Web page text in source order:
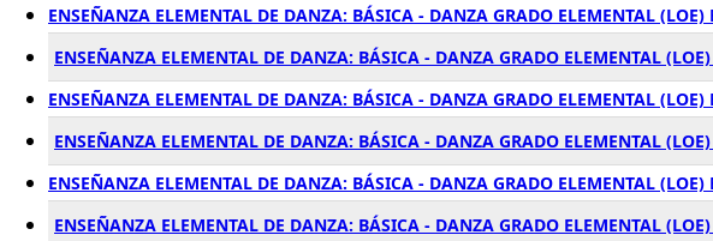
ENSEÑANZA ELEMENTAL DE DANZA: BÁSICA - DANZA GRADO ELEMENTAL
ENSEÑANZA ELEMENTAL DE DANZA: BÁSICA - DANZA GRADO ELEMENTAL
ENSEÑANZA ELEMENTAL DE DANZA: BÁSICA - DANZA GRADO ELEMENTAL
ENSEÑANZA ELEMENTAL DE DANZA: BÁSICA - DANZA GRADO ELEMENTAL
ENSEÑANZA ELEMENTAL DE DANZA: BÁSICA - DANZA GRADO ELEMENTAL
ENSEÑANZA ELEMENTAL DE DANZA: BÁSICA - DANZA GRADO ELEMENTAL